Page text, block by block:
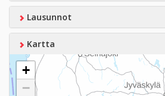
Lausunnot
Kartta
+
−